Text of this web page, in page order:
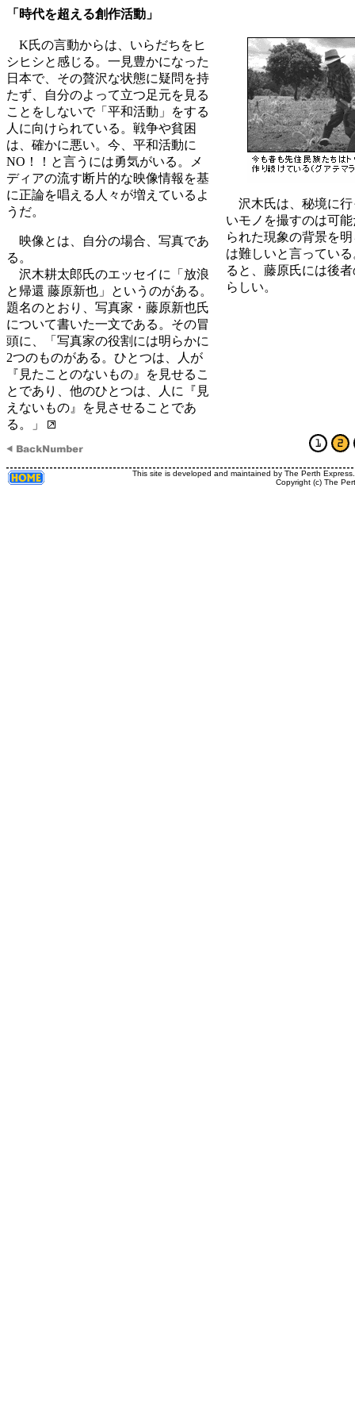
「時代を超える創作活動」
K氏の言動からは、いらだちをヒ
シヒシと感じる。一見豊かになった
日本で、その贅沢な状態に疑問を持
たず、自分のよって立つ足元を見る
ことをしないで「平和活動」をする
人に向けられている。戦争や貧困
は、確かに悪い。今、平和活動に
NO！！と言うには勇気がいる。メ
ディアの流す断片的な映像情報を基
に正論を唱える人々が増えているよ
うだ。
映像とは、自分の場合、写真であ
る。
沢木耕太郎氏のエッセイに「放浪
と帰還 藤原新也」というのがある。
題名のとおり、写真家・藤原新也氏
について書いた一文である。その冒
頭に、「写真家の役割には明らかに
2つのものがある。ひとつは、人が
『見たことのないもの』を見せるこ
とであり、他のひとつは、人に『見
えないもの』を見させることであ
る。」
沢木氏は、秘境に行
いモノを撮すのは可
られた現象の背景を
は難しいと言ってい
ると、藤原氏には後
らしい。
This site is developed and maintained by The Perth
Copyright (c) The